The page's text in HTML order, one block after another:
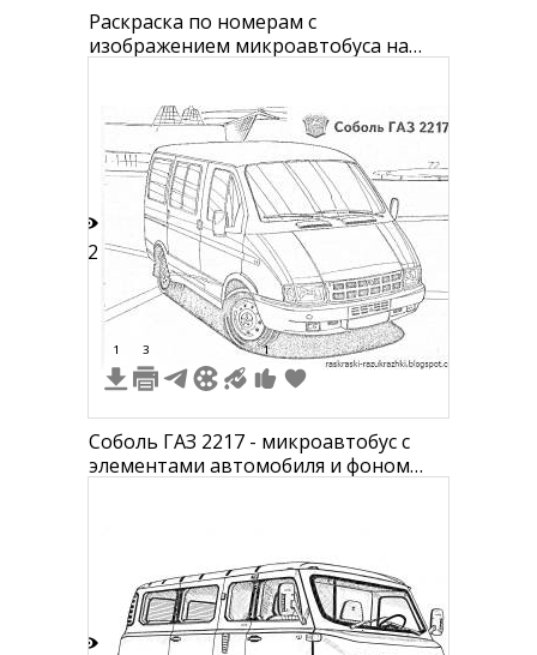
Раскраска по номерам с
изображением микроавтобуса на
12
1 3 1
Соболь ГАЗ 2217 - микроавтобус с
элементами автомобиля и фоном